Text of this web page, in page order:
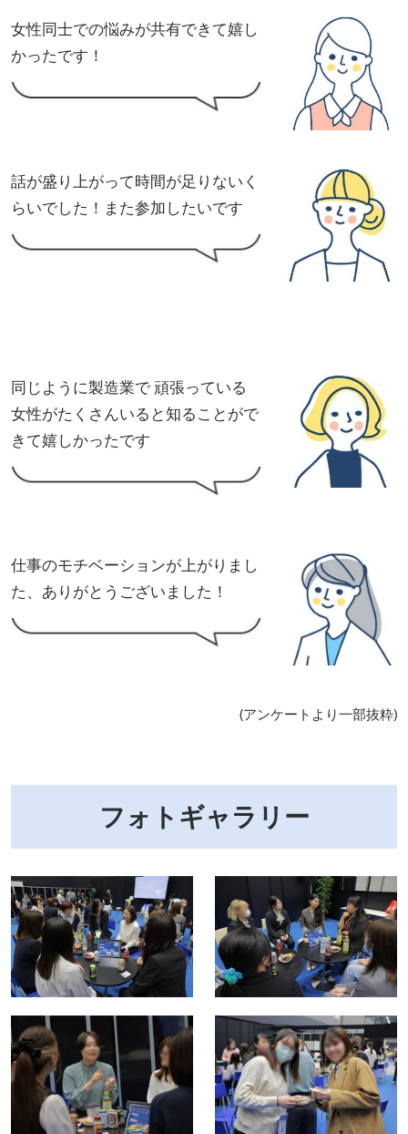
女性同士での悩みが共有できて嬉し
かったです！
話が盛り上がって時間が足りないく
らいでした！また参加したいです
同じように製造業で 頑張っている
女性がたくさんいると知ることがで
きて嬉しかったです
仕事のモチベーションが上がりまし
た、ありがとうございました！
(アンケートより一部抜粋)
フォトギャラリー